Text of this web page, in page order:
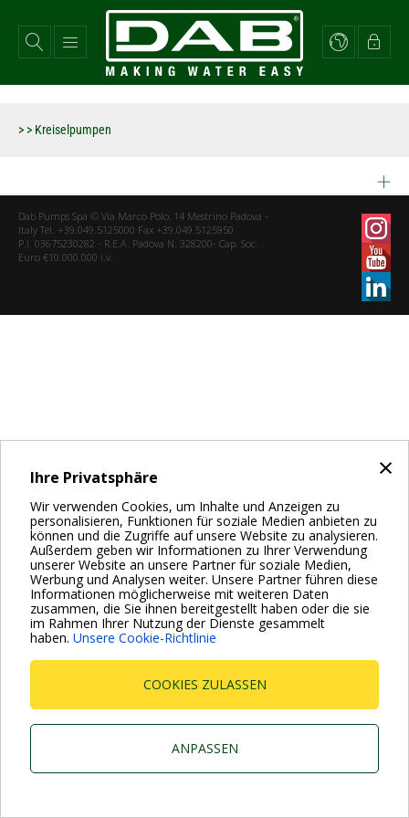
×
Ihre Privatsphäre
Wir verwenden Cookies, um Inhalte und Anzeigen zu
personalisieren, Funktionen für soziale Medien anbieten zu
können und die Zugriffe auf unsere Website zu analysieren.
Außerdem geben wir Informationen zu Ihrer Verwendung
unserer Website an unsere Partner für soziale Medien,
Werbung und Analysen weiter. Unsere Partner führen diese
Informationen möglicherweise mit weiteren Daten
zusammen, die Sie ihnen bereitgestellt haben oder die sie
im Rahmen Ihrer Nutzung der Dienste gesammelt
haben. Unsere Cookie-Richtlinie
COOKIES ZULASSEN
ANPASSEN
zum
Inhalt
> > Kreiselpumpen
Dab Pumps Spa © Via Marco Polo, 14 Mestrino Padova -
Italy Tel. +39.049.5125000 Fax +39.049.5125950
P.I. 03675230282 - R.E.A. Padova N. 328200- Cap. Soc.
Euro €10.000.000 i.v.